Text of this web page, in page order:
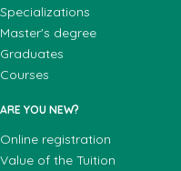
Specializations
Master's degree
Graduates
Courses
ARE YOU NEW?
Online registration
Value of the Tuition